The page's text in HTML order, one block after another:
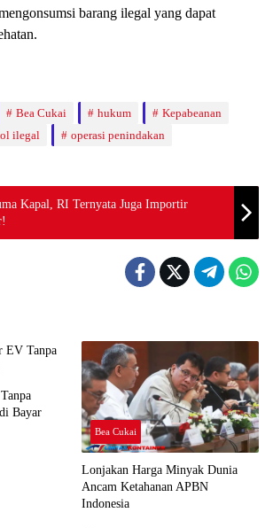
barang ilegal yang dapat
Bea Cukai hukum
Kepabeanan
ilegal
operasi penindakan
Kapal, RI Ternyata Juga Importir
Bayar
Bea Cukai
Lonjakan Harga Minyak Dunia
Ancam Ketahanan APBN
Indonesia